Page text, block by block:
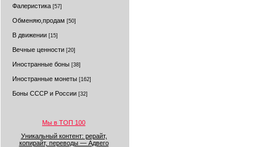
Фалеристика [57]
Обменяю,продам [50]
В движении [15]
Вечные ценности [20]
Иностранные боны [38]
Иностранные монеты [162]
Боны СССР и России [32]
Мы в ТОП 100
Уникальный контент: рерайт,
копирайт, переводы — Адвего